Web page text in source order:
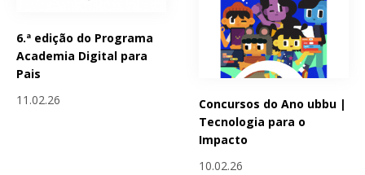
6.ª edição do Programa
Academia Digital para
Pais
11.02.26
Concursos do Ano ubbu |
Tecnologia para o
Impacto
10.02.26